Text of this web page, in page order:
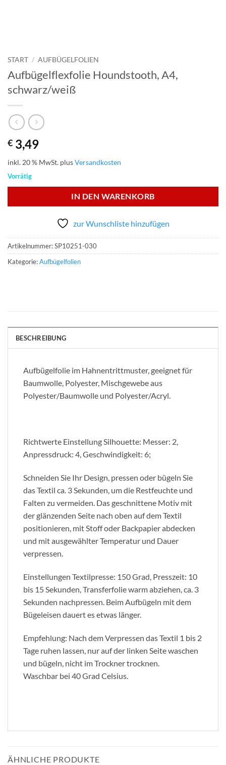
START / AUFBÜGELFOLIEN
Aufbügelflexfolie Houndstooth, A4,
schwarz/weiß
€ 3,49
inkl. 20 % MwSt. plusVersandkosten
Vorrätig
IN DEN WARENKORB
zur Wunschliste hinzufügen
Artikelnummer:SP10251-030
Kategorie:Aufbügelfolien
BESCHREIBUNG
Aufbügelfolie im Hahnentrittmuster, geeignet für
Baumwolle, Polyester, Mischgewebe aus
Polyester/Baumwolle und Polyester/Acryl.
Richtwerte Einstellung Silhouette: Messer: 2,
Anpressdruck: 4, Geschwindigkeit: 6;
Schneiden Sie Ihr Design, pressen oder bügeln Sie
das Textil ca. 3 Sekunden, um die Restfeuchte und
Falten zu vermeiden. Das geschnittene Motiv mit
der glänzenden Seite nach oben auf dem Textil
positionieren, mit Stoff oder Backpapier abdecken
und mit ausgewählter Temperatur und Dauer
verpressen.
Einstellungen Textilpresse: 150 Grad, Presszeit: 10
bis 15 Sekunden, Transferfolie warm abziehen, ca. 3
Sekunden nachpressen. Beim Aufbügeln mit dem
Bügeleisen dauert es etwas länger.
Empfehlung: Nach dem Verpressen das Textil 1 bis 2
Tage ruhen lassen, nur auf der linken Seite waschen
und bügeln, nicht im Trockner trocknen.
Waschbar bei 40 Grad Celsius.
ÄHNLICHE PRODUKTE